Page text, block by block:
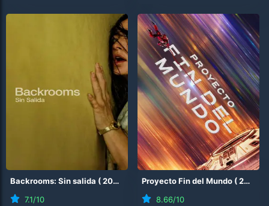
Backrooms: Sin salida (2026
7.1/10
Proyecto Fin del Mundo (2026
8.66/10